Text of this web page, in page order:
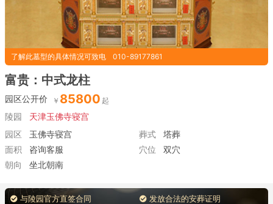
了解此墓型的具体情况可致电 010-89177861
富贵：中式龙柱
园区公开价 85800
陵园
天津玉佛寺寝宫
园区
玉佛寺寝宫 葬式
塔葬
面积
咨询客服 穴位
双穴
朝向
坐北朝南
与陵园官方直签合同
发放合法的安葬证明